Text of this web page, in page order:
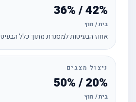
42% / 36%
בית / חוץ
אחוז הבעיטות למסגרת מתוך כלל הבעיטות
ניצול מצבים
20% / 50%
בית / חוץ